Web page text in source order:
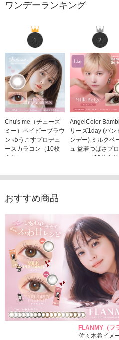
ワンデーランキング
1
Chu's me（チューズ
ミー）ベイビーブラウ
ン ゆうこすプロデュ
ースカラコン（10枚
入り）
2
AngelColor
リーズ1day (バン
ンデー) ミルクベ
ュ 益若つばさプ
ュース（10枚入り
おすすめ商品
FLANMY（フ
佐々木希イメ